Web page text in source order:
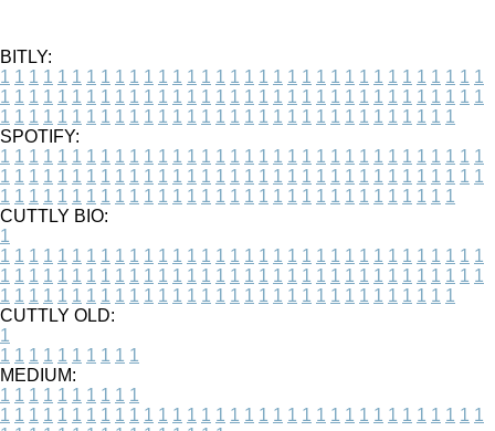
BITLY:
1 1 1 1 1 1 1 1 1 1 1 1 1 1 1 1 1 1 1 1 1 1 1 1 1 1 1 1 1 1 1 1 1 1
1 1 1 1 1 1 1 1 1 1 1 1 1 1 1 1 1 1 1 1 1 1 1 1 1 1 1 1 1 1 1 1 1 1
1 1 1 1 1 1 1 1 1 1 1 1 1 1 1 1 1 1 1 1 1 1 1 1 1 1 1 1 1 1 1 1
SPOTIFY:
1 1 1 1 1 1 1 1 1 1 1 1 1 1 1 1 1 1 1 1 1 1 1 1 1 1 1 1 1 1 1 1 1 1
1 1 1 1 1 1 1 1 1 1 1 1 1 1 1 1 1 1 1 1 1 1 1 1 1 1 1 1 1 1 1 1 1 1
1 1 1 1 1 1 1 1 1 1 1 1 1 1 1 1 1 1 1 1 1 1 1 1 1 1 1 1 1 1 1 1
CUTTLY BIO:
1
1 1 1 1 1 1 1 1 1 1 1 1 1 1 1 1 1 1 1 1 1 1 1 1 1 1 1 1 1 1 1 1 1 1
1 1 1 1 1 1 1 1 1 1 1 1 1 1 1 1 1 1 1 1 1 1 1 1 1 1 1 1 1 1 1 1 1 1
1 1 1 1 1 1 1 1 1 1 1 1 1 1 1 1 1 1 1 1 1 1 1 1 1 1 1 1 1 1 1 1
CUTTLY OLD:
1
1 1 1 1 1 1 1 1 1 1
MEDIUM:
1 1 1 1 1 1 1 1 1 1
1 1 1 1 1 1 1 1 1 1 1 1 1 1 1 1 1 1 1 1 1 1 1 1 1 1 1 1 1 1 1 1 1 1